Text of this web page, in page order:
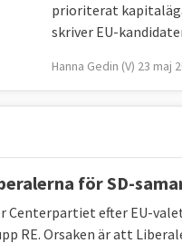
prioriterat
skriver EU-
Hanna Gedin (V) 23 maj
för SD-
Centerpartiet efter EU-
RE. Orsaken är att